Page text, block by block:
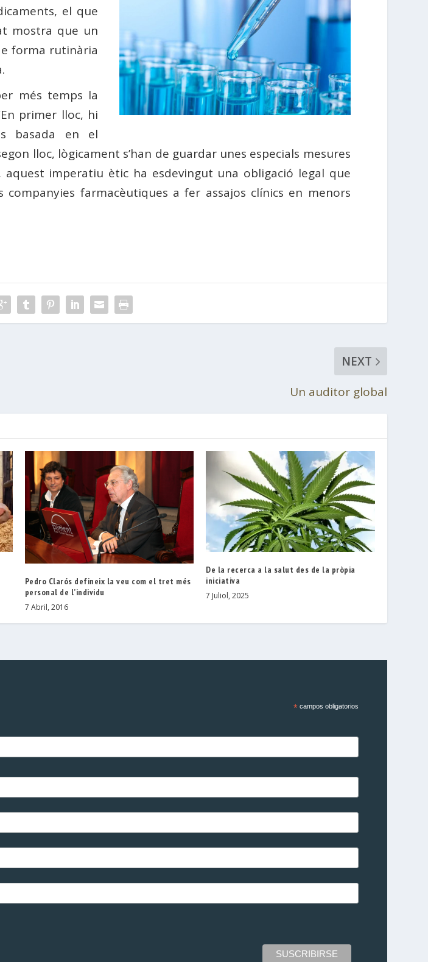
el que
mostra que un
forma rutinària
més temps la
primer lloc, hi
basada en el
lloc, lògicament s’han de guardar unes especials mesures
imperatiu ètic ha esdevingut una obligació legal que
farmacèutiques a fer assajos clínics en menors
NEXT
Un auditor global
Pedro Clarós defineix la veu com el tret més
personal de l’individu
7 Abril, 2016
De la recerca a la salut des de la pròpia
iniciativa
7 Juliol, 2025
*campos obligatorios